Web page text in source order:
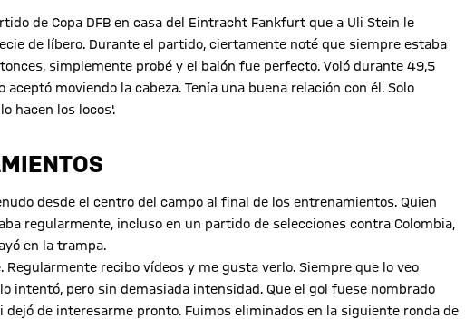
de Copa DFB en casa del Eintracht Fankfurt que a Uli Stein le
de líbero. Durante el partido, ciertamente noté que siempre estaba
simplemente probé y el balón fue perfecto. Voló durante 49,5
moviendo la cabeza. Tenía una buena relación con él. Solo
hacen los locos'.
desde el centro del campo al final de los entrenamientos. Quien
regularmente, incluso en un partido de selecciones contra Colombia,
en la trampa.
recibo vídeos y me gusta verlo. Siempre que lo veo
intentó, pero sin demasiada intensidad. Que el gol fuese nombrado
de interesarme pronto. Fuimos eliminados en la siguiente ronda de